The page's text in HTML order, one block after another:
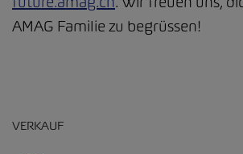
AMAG Familie zu begrüssen!
VERKAUF